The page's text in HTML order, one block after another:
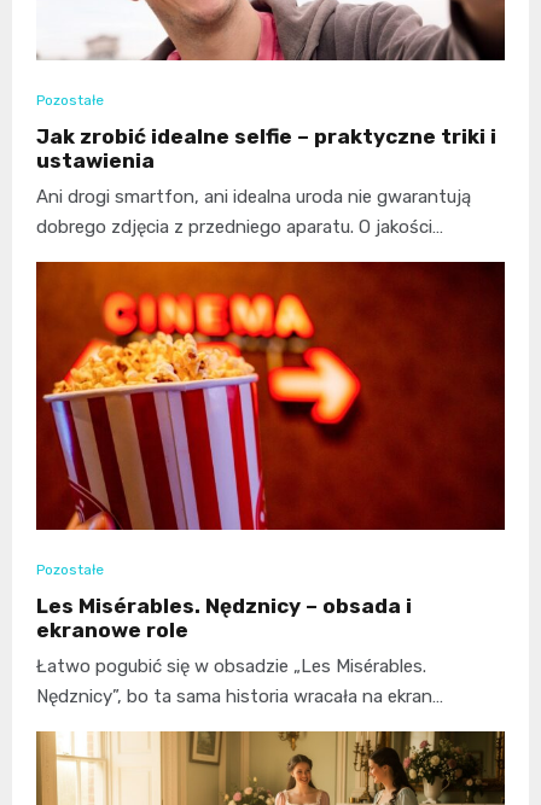
Pozostałe
Jak zrobić idealne selfie – praktyczne triki i
ustawienia
Ani drogi smartfon, ani idealna uroda nie gwarantują
dobrego zdjęcia z przedniego aparatu. O jakości…
Pozostałe
Les Misérables. Nędznicy – obsada i
ekranowe role
Łatwo pogubić się w obsadzie „Les Misérables.
Nędznicy”, bo ta sama historia wracała na ekran…